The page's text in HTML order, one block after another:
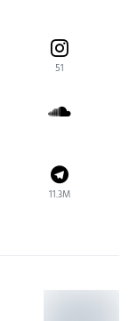
51
11.3M